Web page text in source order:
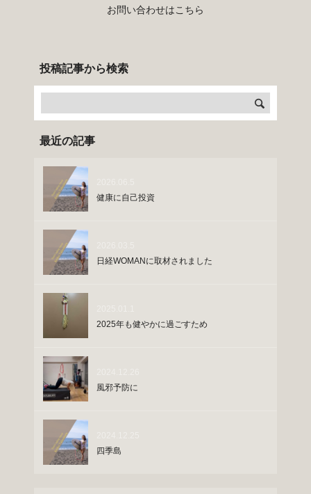
お問い合わせはこちら
投稿記事から検索
最近の記事
健康に自己投資
日経WOMANに取材されました
2025年も健やかに過ごすため
風邪予防に
四季島